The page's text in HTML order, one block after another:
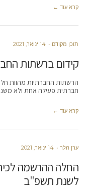
קרא עוד ←
תוכן מקודם 14 ינואר, 2021
קידום ברשתות
הרשתות החברתיות מהוות
חברתית פעילה אחת ולא
קרא עוד ←
ערן הלר 14 ינואר, 2021
החלה ההרשמה
לשנת תשפ"ב